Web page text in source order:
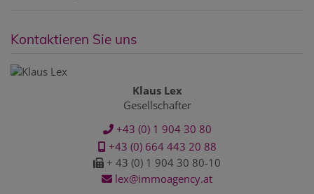
Kontaktieren Sie uns
Klaus Lex
Gesellschafter
+43 (0) 1 904 30 80
+43 (0) 664 443 20 88
+ 43 (0) 1 904 30 80-10
lex@immoagency.at